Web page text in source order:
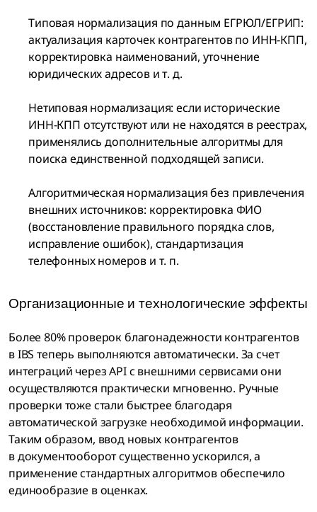
Типовая нормализация по данным ЕГРЮЛ/ЕГРИП:
актуализация карточек контрагентов по ИНН-КПП,
корректировка наименований, уточнение
юридических адресов и т. д.
Нетиповая нормализация: если исторические
ИНН-КПП отсутствуют или не находятся в реестрах,
применялись дополнительные алгоритмы для
поиска единственной подходящей записи.
Алгоритмическая нормализация без привлечения
внешних источников: корректировка ФИО
(восстановление правильного порядка слов,
исправление ошибок), стандартизация
телефонных номеров и т. п.
Организационные и технологические эффекты
Более 80% проверок благонадежности контрагентов
в IBS теперь выполняются автоматически. За счет
интеграций через API с внешними сервисами они
осуществляются практически мгновенно. Ручные
проверки тоже стали быстрее благодаря
автоматической загрузке необходимой информации.
Таким образом, ввод новых контрагентов
в документооборот существенно ускорился, а
применение стандартных алгоритмов обеспечило
единообразие в оценках.